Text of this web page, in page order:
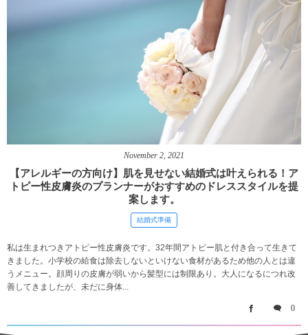
November 2 2021
【アレルギーの方向け】肌を見せない結婚式は叶えられる！ア
トピー性皮膚炎のプランナーがおすすめのドレススタイルを提
案します。
結婚式準備
私は生まれつきアトピー性皮膚炎です。32年間アトピー肌と付き合って生きて
きました。小学校の給食は除去しないといけない食材があるため他の人とは違
うメニュー。顔周りの皮膚が弱いから髪型には制限あり。大人になるにつれ改
善してきましたが、未だに身体...
0